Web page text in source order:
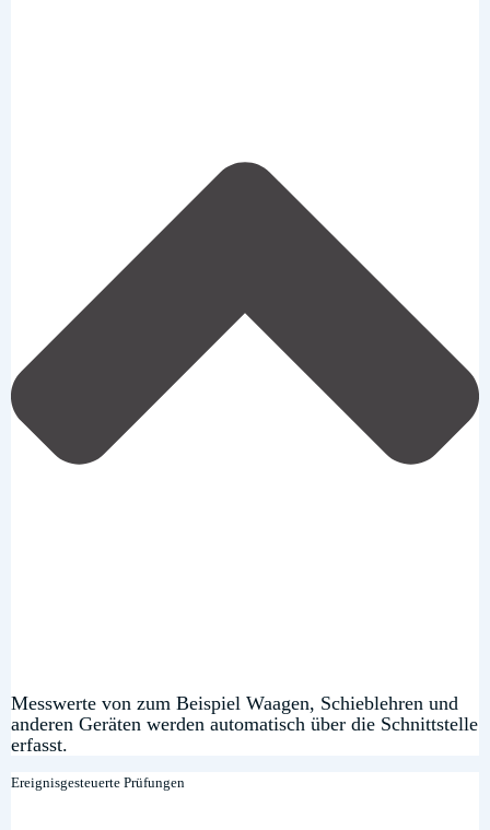
Messwerte von zum Beispiel Waagen, Schieblehren und
anderen Geräten werden automatisch über die Schnittstelle
erfasst.
Ereignisgesteuerte Prüfungen